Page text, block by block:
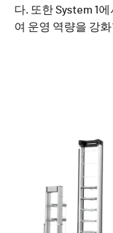
다. 또한 System 1
여 운영 역량을 강